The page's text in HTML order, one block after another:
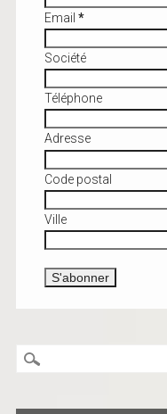
Email *
Société
Téléphone
Adresse
Code postal
Ville